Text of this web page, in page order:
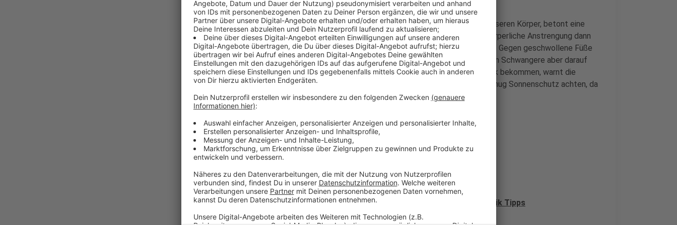
Spätestens ab 30 Grad bedeutet die Hitze Schwerstarbeit für unseren Körper, betont eine
Ärztin der Frauenklinik des UKD. Vor allem Schwangere sollten körperliche Anstrengung dann
vermeiden, öfter im Schatten die Füße hochlegen und viel trinken. Gegen geschwollene Füße
kann ein nasses Tuch auf den Beinen helfen. Beim Duschen sollten Schwangere aber darauf
achten, dass das Wasser nicht zu kalt ist, damit sie keinen Schock bekommen, warnt die
Expertin. Wer in der Sonne unterwegs ist, sollte außerdem auf genug Sonnenschutz achten, da
die Haut von Schwangeren lichtempfindlicher ist.
Weitere Infos und Links zum Thema
Hitze & Schwangerschaft: Hier gibt die Düsseldorfer Uni-Klinik Tipps
Düsseldorf: Unsere Tipps zum Start in die Sommerferien